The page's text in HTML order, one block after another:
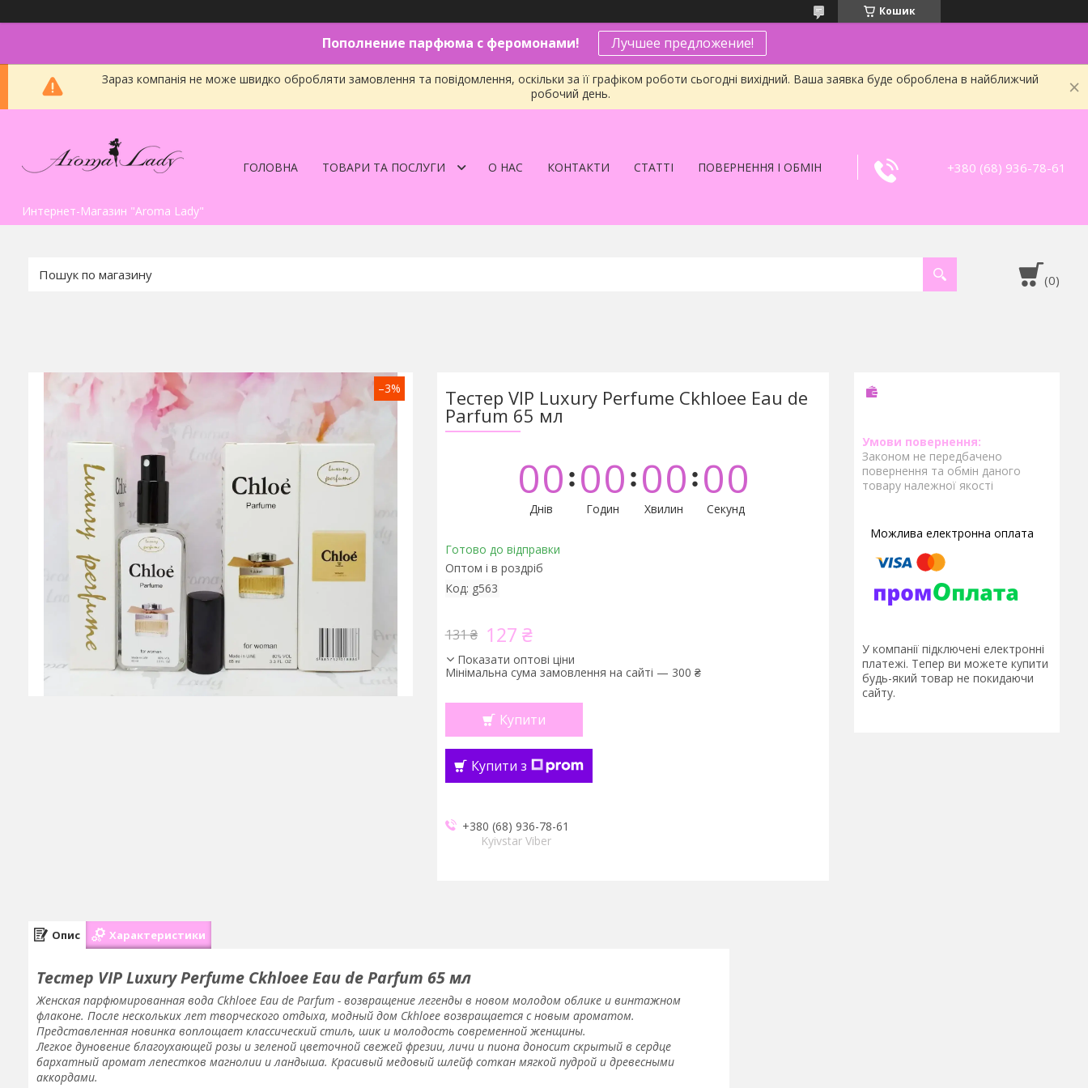
Кошик
Пополнение парфюма с феромонами! Лучшее предложение!
Зараз компанія не може швидко обробляти замовлення та повідомлення, оскільки за її графіком роботи сьогодні вихідний. Ваша заявка буде оброблена в найближчий
робочий день.
Интернет-Магазин "Aroma Lady"
ГОЛОВНА ТОВАРИ ТА ПОСЛУГИ О НАС КОНТАКТИ СТАТТІ ПОВЕРНЕННЯ І ОБМІН +380 (68) 936-78-61
–3% Тестер VIP Luxury Perfume Ckhloee Eau de
Parfum 65 мл
00
Днів
00
Годин
00
Хвилин
00
Секунд
Готово до відправки
Оптом і в роздріб
Код: g563
131 ₴ 127 ₴
Показати оптові ціни
Мінімальна сума замовлення на сайті — 300 ₴
Купити
Купити з
+380 (68) 936-78-61
Kyivstar Viber
Законом не передбачено
повернення та обмін даного
товару належної якості
У компанії підключені електронні
платежі. Тепер ви можете купити
будь-який товар не покидаючи
сайту.
Опис Характеристики
Тестер VIP Luxury Perfume Ckhloee Eau de Parfum 65 мл
Женская парфюмированная вода Ckhloee Eau de Parfum - возвращение легенды в новом молодом облике и винтажном
флаконе. После нескольких лет творческого отдыха, модный дом Ckhloee возвращается с новым ароматом.
Представленная новинка воплощает классический стиль, шик и молодость современной женщины.
Легкое дуновение благоухающей розы и зеленой цветочной свежей фрезии, личи и пиона доносит скрытый в сердце
бархатный аромат лепестков магнолии и ландыша. Красивый медовый шлейф соткан мягкой пудрой и древесными
аккордами.